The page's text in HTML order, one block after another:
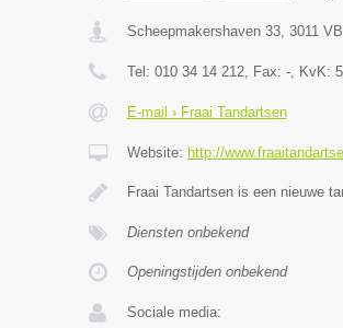
Scheepmakershaven 33, 3011 VB
Tel: 010 34 14 212, Fax: -, KvK:
E-mail › Fraai Tandartsen
Website: http://
Fraai Tandartsen is een nieuwe
Diensten onbekend
Openingstijden onbekend
Sociale media: